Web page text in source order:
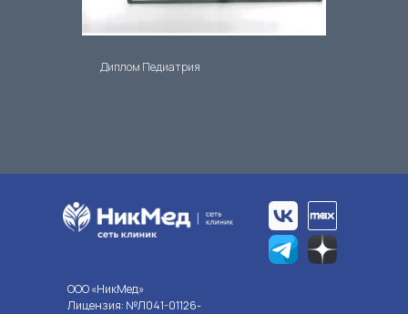
Диплом Педиатрия
OOO «НикМед»
Лицензия: №Л041-01126-